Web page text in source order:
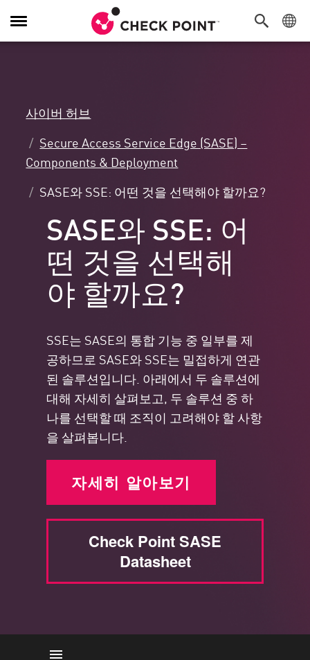
탐
색
사이버 허브
Secure Access Service Edge (SASE) –
Components & Deployment
SASE와 SSE: 어떤 것을 선택해야 할까요?
SASE와 SSE: 어
떤 것을 선택해
야 할까요?
SSE는 SASE의 통합 기능 중 일부를 제
공하므로 SASE와 SSE는 밀접하게 연관
된 솔루션입니다. 아래에서 두 솔루션에
대해 자세히 살펴보고, 두 솔루션 중 하
나를 선택할 때 조직이 고려해야 할 사항
을 살펴봅니다.
자세히 알아보기
Check Point SASE
Datasheet